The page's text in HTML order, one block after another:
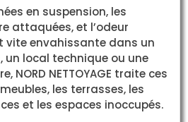
en suspension, les
attaquées, et l’odeur
vite envahissante dans un
un local technique ou une
NORD NETTOYAGE traite ces
les terrasses, les
et les espaces inoccupés.